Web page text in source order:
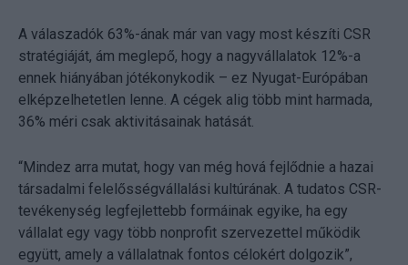
A válaszadók 63%-ának már van vagy most készíti CSR
stratégiáját, ám meglepő, hogy a nagyvállalatok 12%-a
ennek hiányában jótékonykodik – ez Nyugat-Európában
elképzelhetetlen lenne. A cégek alig több mint harmada,
36% méri csak aktivitásainak hatását.
“Mindez arra mutat, hogy van még hová fejlődnie a hazai
társadalmi felelősségvállalási kultúrának. A tudatos CSR-
tevékenység legfejlettebb formáinak egyike, ha egy
vállalat egy vagy több nonprofit szervezettel működik
együtt, amely a vállalatnak fontos célokért dolgozik”,